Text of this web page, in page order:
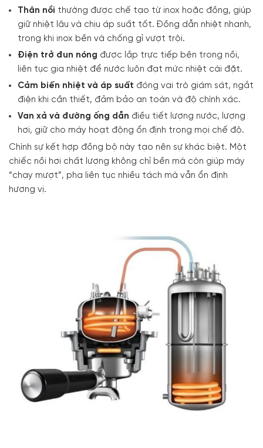
Thân nồi thường được chế tạo từ inox hoặc đồng, giúp
giữ nhiệt lâu và chịu áp suất tốt. Đồng dẫn nhiệt nhanh,
trong khi inox bền và chống gỉ vượt trội.
Điện trở đun nóng được lắp trực tiếp bên trong nồi,
liên tục gia nhiệt để nước luôn đạt mức nhiệt cài đặt.
Cảm biến nhiệt và áp suất đóng vai trò giám sát, ngắt
điện khi cần thiết, đảm bảo an toàn và độ chính xác.
Van xả và đường ống dẫn điều tiết lượng nước, lượng
hơi, giữ cho máy hoạt động ổn định trong mọi chế độ.
Chính sự kết hợp đồng bộ này tạo nên sự khác biệt. Một
chiếc nồi hơi chất lượng không chỉ bền mà còn giúp máy
“chạy mượt”, pha liên tục nhiều tách mà vẫn ổn định
hương vị.